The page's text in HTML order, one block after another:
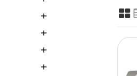
+
+
+
+